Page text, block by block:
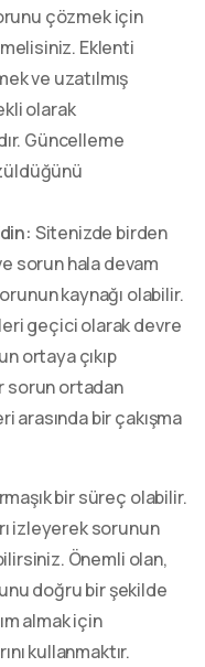
çözmek için
Eklenti
ve uzatılmış
olarak
Güncelleme
Sitenizde birden
sorun hala devam
kaynağı olabilir.
geçici olarak devre
ortaya çıkıp
sorun ortadan
arasında bir çakışma
bir süreç olabilir.
izleyerek sorunun
Önemli olan,
doğru bir şekilde
almak için
kullanmaktır.